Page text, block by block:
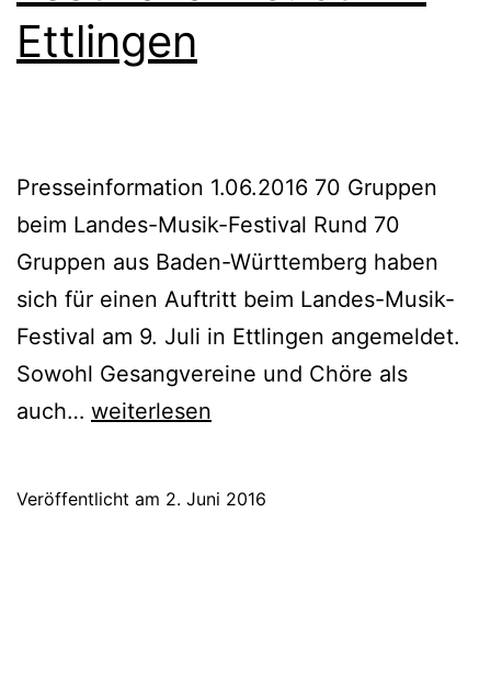
Ettlingen
Presseinformation 1.06.2016 70 Gruppen
beim Landes-Musik-Festival Rund 70
Gruppen aus Baden-Württemberg haben
sich für einen Auftritt beim Landes-Musik-
Festival am 9. Juli in Ettlingen angemeldet.
Sowohl Gesangvereine und Chöre als
auch… Landes-
weiterlesen
Veröffentlicht am 2. Juni 2016